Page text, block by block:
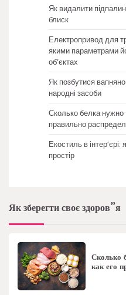
Як видалити
блиск
Електропривод для
якими параметрами
об’єктах
Як позбутися
народні засоби
Сколько белка
правильно
Екостиль в
простір
Як зберегти своє здоров”я
Сколько
как его